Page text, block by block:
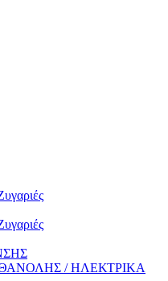
/ ΗΛΕΚΤΡΙΚΑ